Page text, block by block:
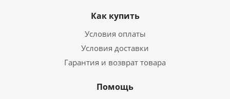
Как купить
Условия оплаты
Условия доставки
Гарантия и возврат товара
Помощь